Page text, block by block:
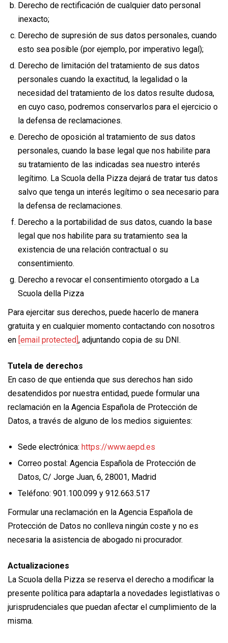
Derecho de rectificación de cualquier dato personal
inexacto;
Derecho de supresión de sus datos personales, cuando
esto sea posible (por ejemplo, por imperativo legal);
Derecho de limitación del tratamiento de sus datos
personales cuando la exactitud, la legalidad o la
necesidad del tratamiento de los datos resulte dudosa,
en cuyo caso, podremos conservarlos para el ejercicio o
la defensa de reclamaciones.
Derecho de oposición al tratamiento de sus datos
personales, cuando la base legal que nos habilite para
su tratamiento de las indicadas sea nuestro interés
legítimo. La Scuola della Pizza dejará de tratar tus datos
salvo que tenga un interés legítimo o sea necesario para
la defensa de reclamaciones.
Derecho a la portabilidad de sus datos, cuando la base
legal que nos habilite para su tratamiento sea la
existencia de una relación contractual o su
consentimiento.
Derecho a revocar el consentimiento otorgado a La
Scuola della Pizza
Para ejercitar sus derechos, puede hacerlo de manera
gratuita y en cualquier momento contactando con nosotros
en [email protected] , adjuntando copia de su DNI.
Tutela de derechos
En caso de que entienda que sus derechos han sido
desatendidos por nuestra entidad, puede formular una
reclamación en la Agencia Española de Protección de
Datos, a través de alguno de los medios siguientes:
Sede electrónica: https://www.aepd.es
Correo postal: Agencia Española de Protección de
Datos, C/ Jorge Juan, 6, 28001, Madrid
Teléfono: 901.100.099 y 912.663.517
Formular una reclamación en la Agencia Española de
Protección de Datos no conlleva ningún coste y no es
necesaria la asistencia de abogado ni procurador.
Actualizaciones
La Scuola della Pizza se reserva el derecho a modificar la
presente política para adaptarla a novedades legistlativas o
jurisprudenciales que puedan afectar el cumplimiento de la
misma.